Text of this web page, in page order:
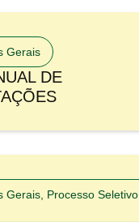
Gerais
DE
Gerais Processo Seletivo